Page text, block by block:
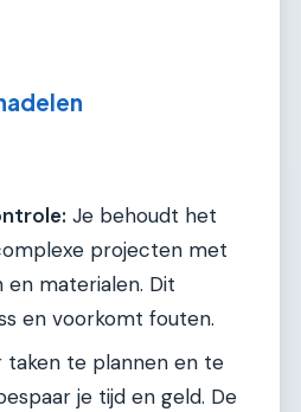
Je behoudt het
projecten met
en materialen. Dit
en voorkomt fouten.
taken te plannen en te
je tijd en geld. De